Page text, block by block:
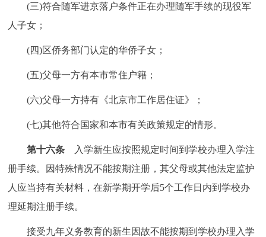
(三)符合随军进京落户条件正在办理随军手续的现役军
人子女；
(四)区侨务部门认定的华侨子女；
(五)父母一方有本市常住户籍；
(六)父母一方持有《北京市工作居住证》；
(七)其他符合国家和本市有关政策规定的情形。
第十六条 入学新生应按照规定时间到学校办理入学注
册手续。因特殊情况不能按期注册，其父母或其他法定监护
人应当持有关材料，在新学期开学后5个工作日内到学校办
理延期注册手续。
接受九年义务教育的新生因故不能按期到学校办理入学